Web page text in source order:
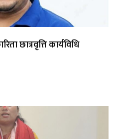
छात्रवृत्ति कार्यविधि